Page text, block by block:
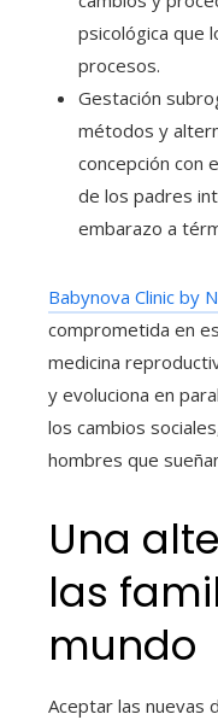
psicológica que
procesos.
Gestación
métodos y
concepción con
de los padres
embarazo a
Babynova Clinic by
comprometida en
medicina
y evoluciona en
los cambios
hombres que
Una
las
mundo
Aceptar las nuevas